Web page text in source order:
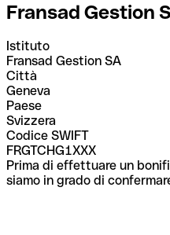
Fransad Gestion
Istituto
Fransad Gestion SA
Città
Geneva
Paese
Svizzera
Codice SWIFT
FRGTCHG1XXX
Prima di effettuare un
siamo in grado di